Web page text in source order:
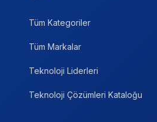
Tüm Kategoriler
Tüm Markalar
Teknoloji Liderleri
Teknoloji Çözümleri Kataloğu